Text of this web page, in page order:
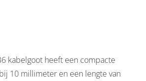
kabelgoot heeft een compacte
10 millimeter en een lengte van